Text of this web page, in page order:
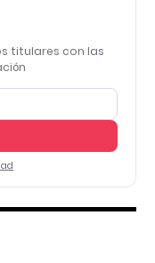
titulares con las